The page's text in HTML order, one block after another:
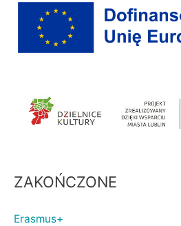
ZAKOŃCZONE
Erasmus+